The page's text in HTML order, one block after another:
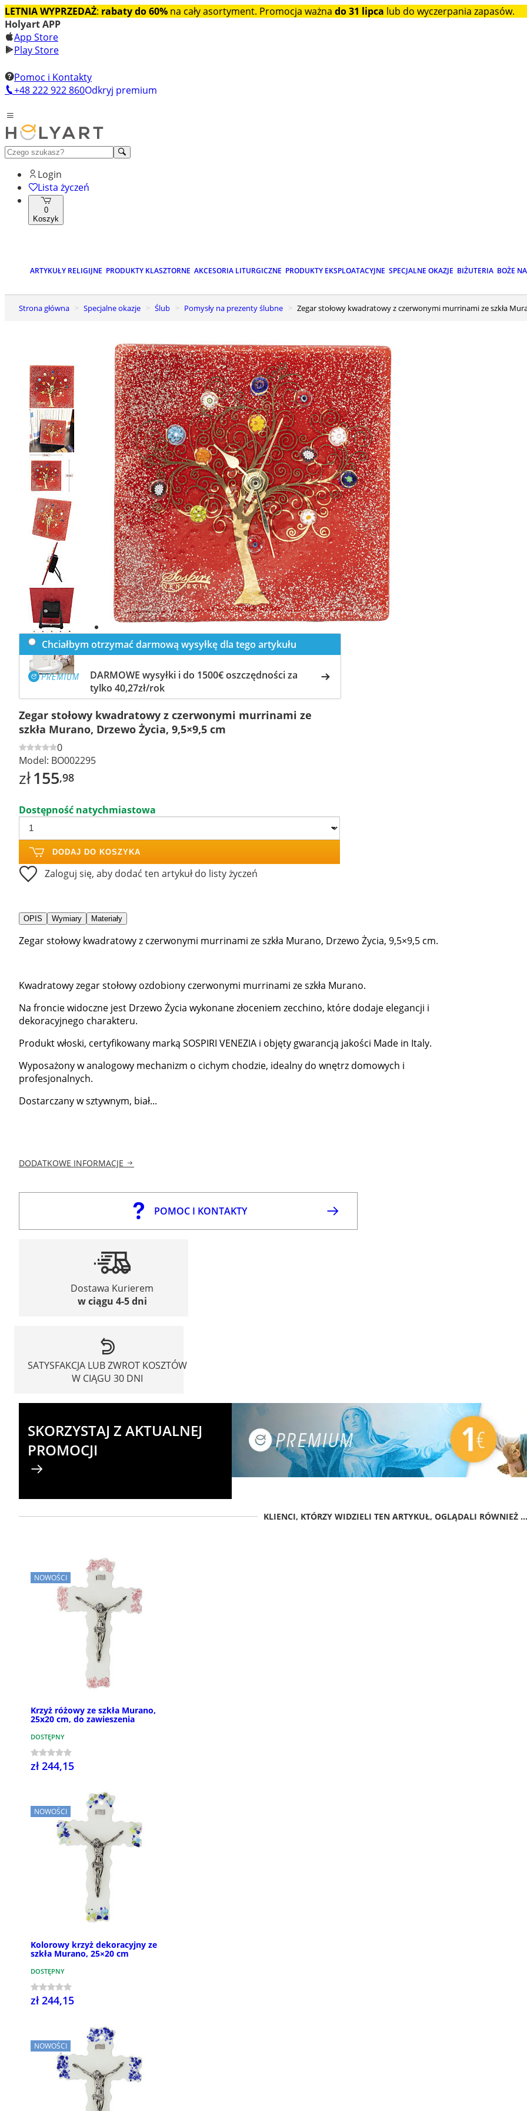
LETNIA WYPRZEDAŻ: rabaty do 60% na cały asortyment. Promocja ważna do 31 lipca lub do wyczerpania zapasów.
Holyart APP
App Store
Play Store
Pomoc i Kontakty
+48 222 922 860Odkryj premium
Login
Lista życzeń
0
Koszyk
ARTYKUŁY RELIGIJNE PRODUKTY KLASZTORNE AKCESORIA LITURGICZNE PRODUKTY EKSPLOATACYJNE SPECJALNE OKAZJE BIŻUTERIA BOŻE
Strona główna Specjalne okazje Ślub Pomysły na prezenty ślubne Zegar stołowy kwadratowy z czerwonymi murrinami ze szkła
Previous
slide
Next
slide
Chciałbym otrzymać darmową wysyłkę dla tego artykułu
DARMOWE wysyłki i do 1500€ oszczędności za
tylko 40,27zł/rok
Zegar stołowy kwadratowy z czerwonymi murrinami ze
szkła Murano, Drzewo Życia, 9,5×9,5 cm
0
Model: BO002295
zł155,98
Dostępność natychmiastowa
DODAJ DO KOSZYKA
Zaloguj się, aby dodać ten artykuł do listy życzeń
OPIS Wymiary Materiały
Zegar stołowy kwadratowy z czerwonymi murrinami ze szkła Murano, Drzewo Życia, 9,5×9,5 cm.
Kwadratowy zegar stołowy ozdobiony czerwonymi murrinami ze szkła Murano.
Na froncie widoczne jest Drzewo Życia wykonane złoceniem zecchino, które dodaje elegancji i
dekoracyjnego charakteru.
Produkt włoski, certyfikowany marką SOSPIRI VENEZIA i objęty gwarancją jakości Made in Italy.
Wyposażony w analogowy mechanizm o cichym chodzie, idealny do wnętrz domowych i
profesjonalnych.
Dostarczany w sztywnym, biał...
DODATKOWE INFORMACJE
POMOC I KONTAKTY
Dostawa Kurierem
w ciągu 4-5 dni
SATYSFAKCJA LUB ZWROT KOSZTÓW
W CIĄGU 30 DNI
SKORZYSTAJ Z AKTUALNEJ
PROMOCJI
KLIENCI, KTÓRZY WIDZIELI TEN ARTYKUŁ, OGLĄDALI RÓWNIEŻ ...
NOWOŚCI
Krzyż różowy ze szkła Murano,
25x20 cm, do zawieszenia
DOSTĘPNY
zł 244,15
NOWOŚCI
Kolorowy krzyż dekoracyjny ze
szkła Murano, 25×20 cm
DOSTĘPNY
zł 244,15
NOWOŚCI